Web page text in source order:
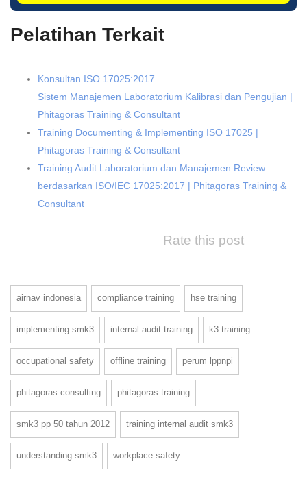
Pelatihan Terkait
Konsultan ISO 17025:2017
Sistem Manajemen Laboratorium Kalibrasi dan Pengujian |
Phitagoras Training & Consultant
Training Documenting & Implementing ISO 17025 |
Phitagoras Training & Consultant
Training Audit Laboratorium dan Manajemen Review
berdasarkan ISO/IEC 17025:2017 | Phitagoras Training &
Consultant
Rate this post
airnav indonesia compliance training hse training
implementing smk3 internal audit training k3 training
occupational safety offline training perum lppnpi
phitagoras consulting phitagoras training
smk3 pp 50 tahun 2012 training internal audit smk3
understanding smk3 workplace safety